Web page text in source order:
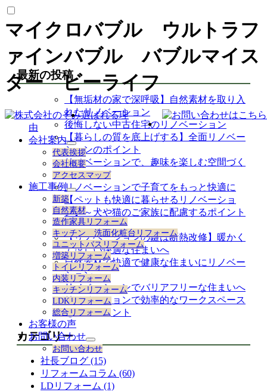
マイクロバブル ウルトラフ
ァインバブル バブルマイス
ター ビーライフ
選ばれる理
由
会社案内
サ
ブ
メ
ニ
ュ
ー
を
展
開
代表挨拶
会社概要
アクセスマップ
施工事例
サ
ブ
メ
ニ
ュ
ー
を
展
開
新築
自然素材
造作家具リフォーム
キッチン 洗面化粧台リフォーム
ユニットバスリフォーム
増築リフォーム
トイレリフォーム
内装リフォーム
キッチンリフォーム
LDKリフォーム
総合リフォーム
お客様の声
お問い合わせ
サ
ブ
メ
ニ
ュ
お問い合わせ
最新の投稿
【無垢材の家で深呼吸】自然素材を取り入
れたリノベーション
後悔しない中古住宅のリノベーション
【暮らしの質を底上げする】全面リノベー
ションのポイント
リノベーションで、趣味を楽しむ空間づく
り
リノベーションで子育てをもっと快適に
【ペットも快適に暮らせるリノベーショ
ン】～犬や猫のご家族に配慮するポイント
～
【リノベーションの鍵は断熱改修】暖かく
て涼しい快適な住まいへ
自然素材で快適で健康な住まいにリノベー
ション
リノベーションでバリアフリーな住まいへ
リノベーションで効率的なワークスペース
を作るポイント
カテゴリー
社長ブログ (15)
リフォームコラム (60)
LDリフォーム (1)